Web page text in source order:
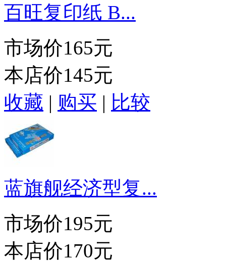
百旺复印纸 B...
市场价165元
本店价145元
收藏 | 购买 | 比较
蓝旗舰经济型复...
市场价195元
本店价170元